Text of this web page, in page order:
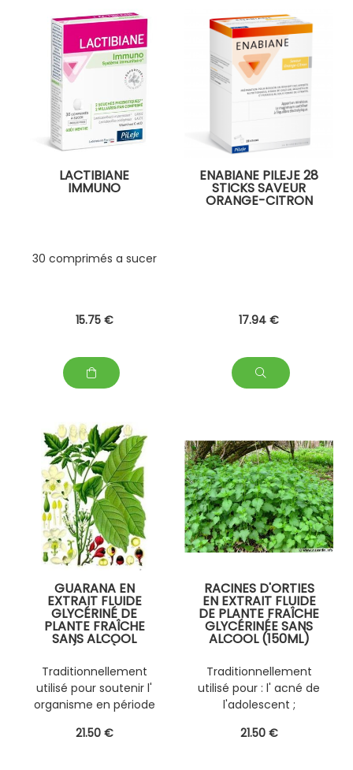
LACTIBIANE
IMMUNO
30 comprimés a sucer
15.75 €
ENABIANE PILEJE 28
STICKS SAVEUR
ORANGE-CITRON
17.94 €
GUARANA EN
EXTRAIT FLUIDE
GLYCÉRINÉ DE
PLANTE FRAÎCHE
SANS ALCOOL
(150ML)
PERSONNALISABLE
AVEC D' AUTRES
PLANTES FRAÎCHES
(EPS)
Traditionnellement
utilisé pour soutenir l'
organisme en période
21.50 €
RACINES D'ORTIES
EN EXTRAIT FLUIDE
DE PLANTE FRAÎCHE
GLYCÉRINÉE SANS
ALCOOL (150ML)
PERSONNALISABLE
AVEC D'AUTRES
PLANTES FRAÎCHES
(EPS)
Traditionnellement
utilisé pour : l' acné de
l'adolescent ;
prostatique bénigne ;
21.50 €